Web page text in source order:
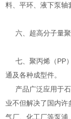
料、平环、液下泵轴
六、超高分子量聚
七、聚丙烯（PP
通及各种成型件。
产品广泛应用于石
业不但解决了国内许
气厂、化工厂等泵浦